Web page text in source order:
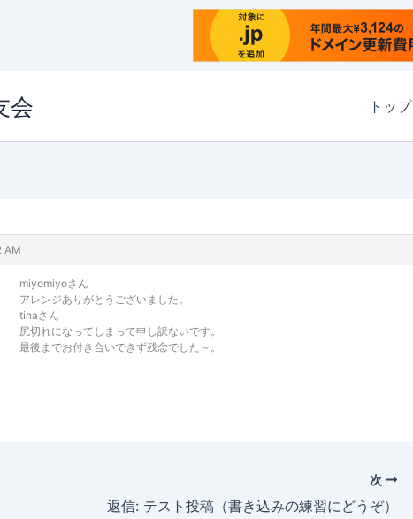
会 トップ
AM
miyomiyoさん
アレンジありがとうございました。
tinaさん
尻切れになってしまって申し訳ないです。
最後までお付き合いできず残念でした～。
次
返信: テスト投稿（書き込みの練習にどうぞ）